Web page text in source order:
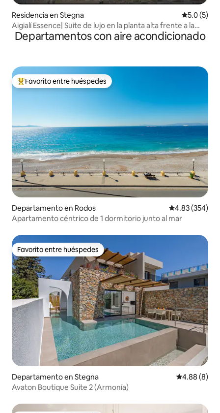
Residencia en Stegna
5.0 (5)
Aigialí Essence| Suite de lujo en la planta alta frente a la
playa
Departamentos con aire acondicionado
De los mejores en Favorito entre huéspedes
Favorito entre huéspedes
Departamento en Rodos Calificación
4.83 (354)
Apartamento céntrico de 1 dormitorio junto al mar
Favorito entre huéspedes
Favorito entre huéspedes
Departamento en Stegna Calificación
4.88 (8)
Avaton Boutique Suite 2 (Armonía)